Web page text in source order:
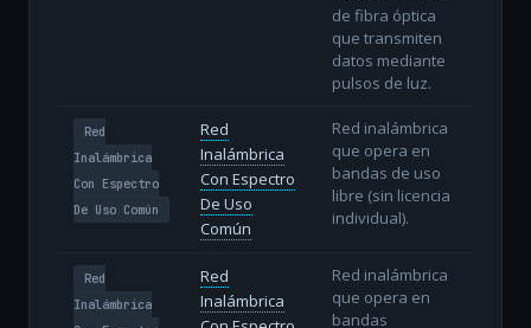
de fibra óptica
que transmiten
datos mediante
pulsos de luz.
Red
Inalámbrica
Con Espectro
De Uso Común
Red
Inalámbrica
Con Espectro
De Uso
Común
Red inalámbrica
que opera en
bandas de uso
libre (sin licencia
individual).
Red
Inalámbrica
Red
Inalámbrica
Red inalámbrica
que opera en
bandas